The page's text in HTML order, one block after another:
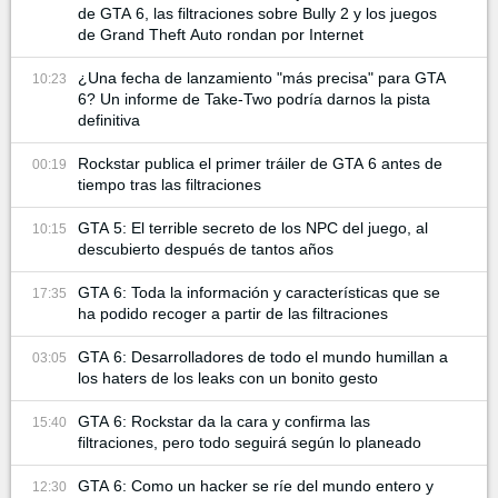
de GTA 6, las filtraciones sobre Bully 2 y los juegos
de Grand Theft Auto rondan por Internet
10:23
¿Una fecha de lanzamiento "más precisa" para GTA
6? Un informe de Take-Two podría darnos la pista
definitiva
00:19
Rockstar publica el primer tráiler de GTA 6 antes de
tiempo tras las filtraciones
10:15
GTA 5: El terrible secreto de los NPC del juego, al
descubierto después de tantos años
17:35
GTA 6: Toda la información y características que se
ha podido recoger a partir de las filtraciones
03:05
GTA 6: Desarrolladores de todo el mundo humillan a
los haters de los leaks con un bonito gesto
15:40
GTA 6: Rockstar da la cara y confirma las
filtraciones, pero todo seguirá según lo planeado
12:30 GTA 6: Como un hacker se ríe del mundo entero y